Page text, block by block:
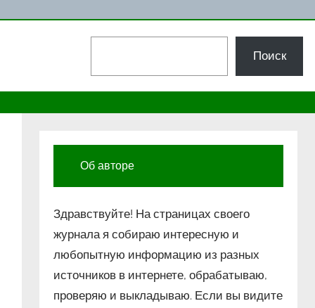
Поиск
Об авторе
Здравствуйте! На страницах своего
журнала я собираю интересную и
любопытную информацию из разных
источников в интернете, обрабатываю,
проверяю и выкладываю. Если вы видите